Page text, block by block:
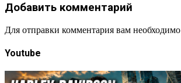
Добавить комментарий
Для отправки комментария вам необходимо
Youtube